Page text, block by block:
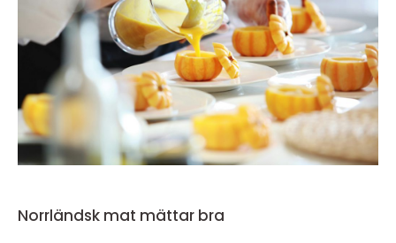
Norrländsk mat mättar bra